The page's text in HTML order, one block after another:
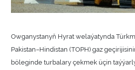
Owganystanyň Hyrat welaýatynda
Pakistan–Hindistan (TOPH) gaz
böleginde turbalary çekmek üçin